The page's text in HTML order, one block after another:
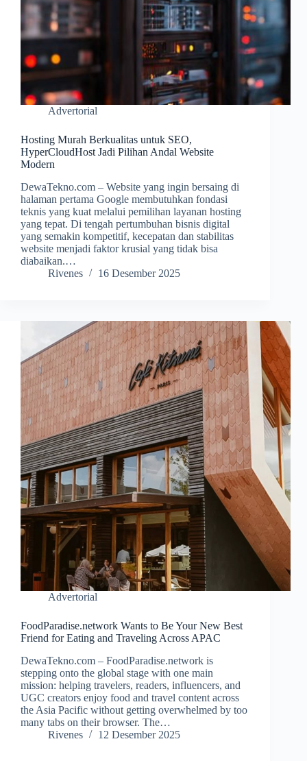
Advertorial
Hosting Murah Berkualitas untuk SEO,
HyperCloudHost Jadi Pilihan Andal Website
Modern
DewaTekno.com – Website yang ingin bersaing di
halaman pertama Google membutuhkan fondasi
teknis yang kuat melalui pemilihan layanan hosting
yang tepat. Di tengah pertumbuhan bisnis digital
yang semakin kompetitif, kecepatan dan stabilitas
website menjadi faktor krusial yang tidak bisa
diabaikan.…
Rivenes
16 Desember 2025
Advertorial
FoodParadise.network Wants to Be Your New Best
Friend for Eating and Traveling Across APAC
DewaTekno.com – FoodParadise.network is
stepping onto the global stage with one main
mission: helping travelers, readers, influencers, and
UGC creators enjoy food and travel content across
the Asia Pacific without getting overwhelmed by too
many tabs on their browser. The…
Rivenes
12 Desember 2025